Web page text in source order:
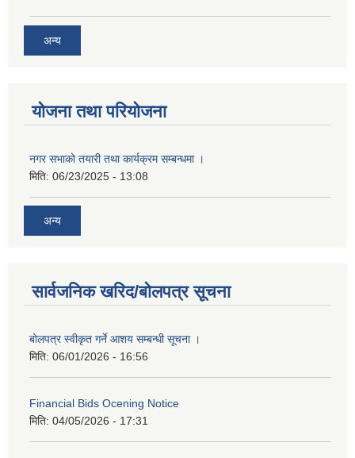
अन्य
योजना तथा परियोजना
नगर सभाको तयारी तथा कार्यक्रम सम्बन्धमा ।
मिति: 06/23/2025 - 13:08
अन्य
सार्वजनिक खरिद/बोलपत्र सूचना
बोलपत्र स्वीकृत गर्ने आशय सम्बन्धी सूचना ।
मिति: 06/01/2026 - 16:56
Financial Bids Ocening Notice
मिति: 04/05/2026 - 17:31